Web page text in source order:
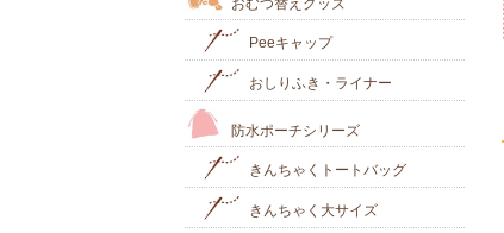
Peeキャップ
おしりふき・ライナー
防水ポーチシリーズ
きんちゃくトートバッグ
きんちゃく大サイズ